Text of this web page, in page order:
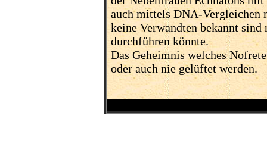
auch mittels DNA-Vergleichen
keine Verwandten bekannt
durchführen könnte.
Das Geheimnis welches
oder auch nie gelüftet werden.